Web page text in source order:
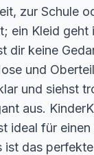
zur Schule
ein Kleid geht
dir keine
und
und siehst
aus.
ideal für
ist das perfekte